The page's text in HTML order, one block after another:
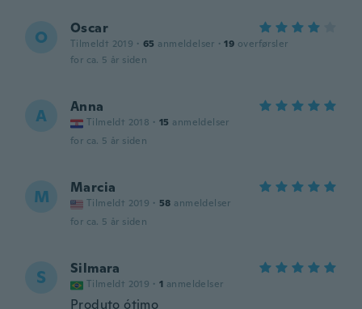
O Oscar
Tilmeldt 2019 · 65 anmeldelser · 19 overførsler
for ca. 5 år siden
A Anna
Tilmeldt 2018 · 15 anmeldelser
for ca. 5 år siden
M Marcia
Tilmeldt 2019 · 58 anmeldelser
for ca. 5 år siden
S Silmara
Tilmeldt 2019 · 1 anmeldelser
Produto ótimo